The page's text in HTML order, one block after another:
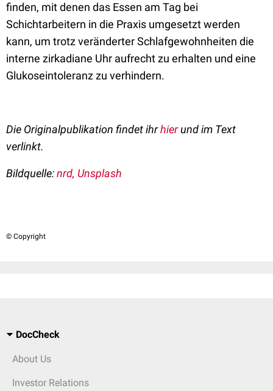
finden, mit denen das Essen am Tag bei
Schichtarbeitern in die Praxis umgesetzt werden
kann, um trotz veränderter Schlafgewohnheiten die
interne zirkadiane Uhr aufrecht zu erhalten und eine
Glukoseintoleranz zu verhindern.
Die Originalpublikation findet ihrhierund im Text
verlinkt.
Bildquelle:nrd, Unsplash
© Copyright
DocCheck
About Us
Investor Relations